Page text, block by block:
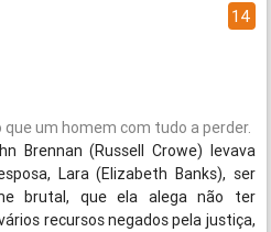
14
que um homem com tudo a perder.
Brennan (Russell Crowe) levava
Lara (Elizabeth Banks), ser
brutal, que ela alega não ter
recursos negados pela justiça,